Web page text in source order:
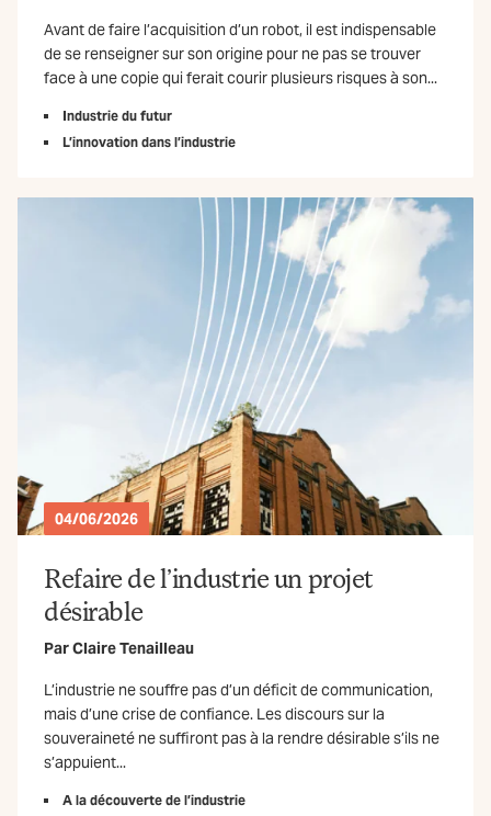
Avant de faire l’acquisition d’un robot, il est indispensable
de se renseigner sur son origine pour ne pas se trouver
face à une copie qui ferait courir plusieurs risques à son...
Industrie du futur
L’innovation dans l’industrie
04/06/2026
Refaire de l’industrie un projet
désirable
ParClaire Tenailleau
L’industrie ne souffre pas d’un déficit de communication,
mais d’une crise de confiance. Les discours sur la
souveraineté ne suffiront pas à la rendre désirable s’ils ne
s’appuient...
A la découverte de l’industrie